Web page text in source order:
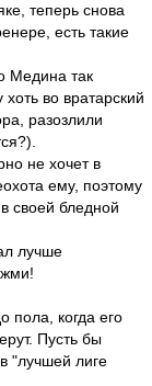
теперь снова
есть такие
Медина так
во вратарский
разозлили
не хочет в
ему, поэтому
своей бледной
лучше
пола, когда его
Пусть бы
"лучшей лиге